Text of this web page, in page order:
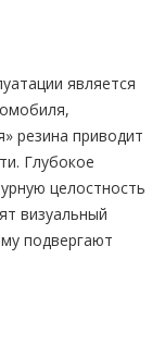
является
резина приводит
Глубокое
целостность
визуальный
подвергают